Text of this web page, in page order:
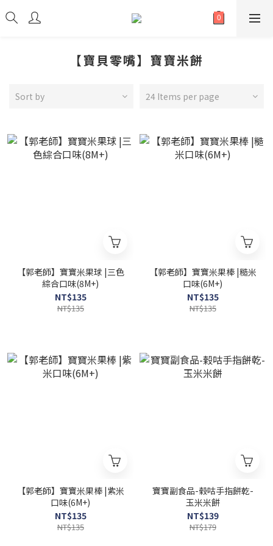
【寶貝零嘴】寶寶米餅
Sort by 24 Items per page
【郭老師】寶寶米果球 |三色
綜合口味(8M+)
NT$135
NT$135
【郭老師】寶寶米果棒 |糙米
口味(6M+)
NT$135
NT$135
【郭老師】寶寶米果棒 |紫米
口味(6M+)
NT$135
NT$135
寶寶副食品-榖咕手指餅乾-
玉米米餅
NT$139
NT$179